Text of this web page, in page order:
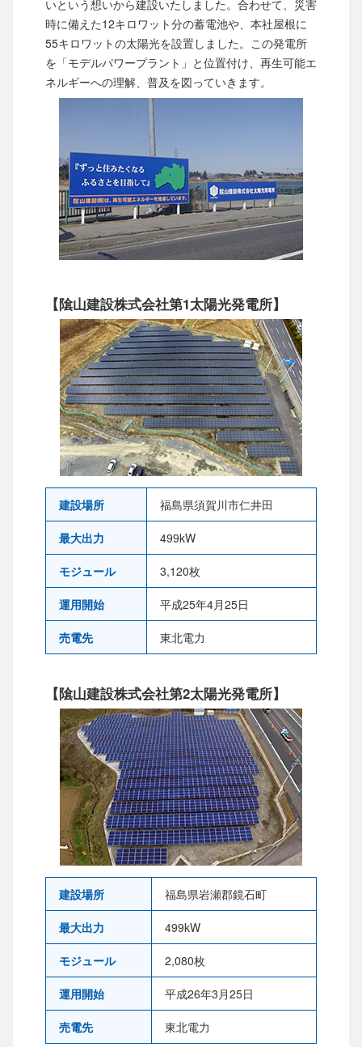
いという想いから建設いたしました。合わせて、災害
時に備えた12キロワット分の蓄電池や、本社屋根に
55キロワットの太陽光を設置しました。この発電所
を「モデルパワープラント」と位置付け、再生可能エ
ネルギーへの理解、普及を図っていきます。
【隂山建設株式会社第1太陽光発電所】
建設場所 福島県須賀川市仁井田
最大出力 499kW
モジュール 3,120枚
運用開始 平成25年4月25日
売電先 東北電力
【隂山建設株式会社第2太陽光発電所】
建設場所 福島県岩瀬郡鏡石町
最大出力 499kW
モジュール 2,080枚
運用開始 平成26年3月25日
売電先 東北電力